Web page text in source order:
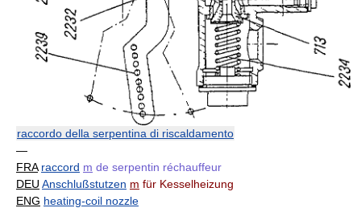
raccordo della serpentina di riscaldamento
—
FRA raccord m de serpentin réchauffeur
DEU Anschlußstutzen m für Kesselheizung
ENG heating-coil nozzle